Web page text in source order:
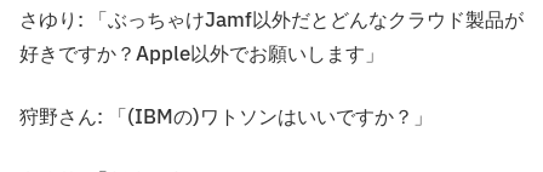
さゆり: 「ぶっちゃけJamf以外だとどんなクラウド製品が
好きですか？Apple以外でお願いします」
狩野さん: 「(IBMの)ワトソンはいいですか？」